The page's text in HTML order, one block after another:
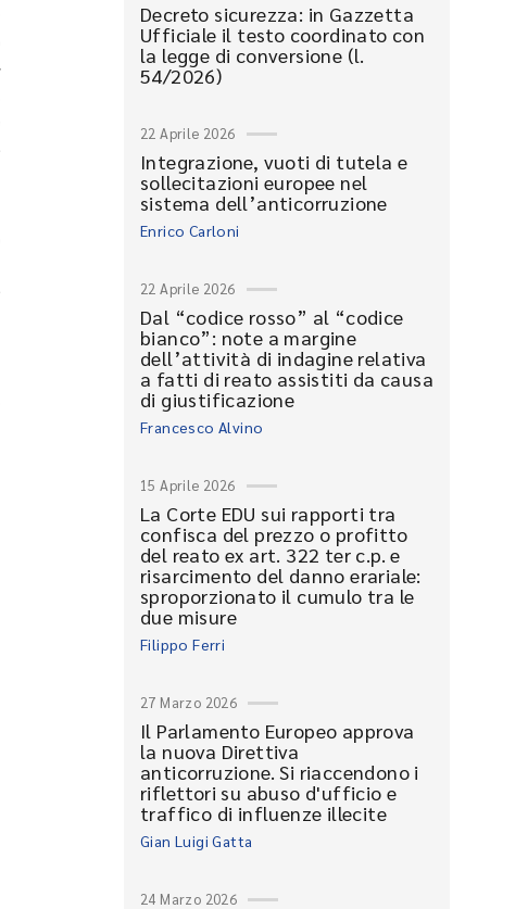
Decreto sicurezza: in Gazzetta
Ufficiale il testo coordinato con
la legge di conversione (l.
54/2026)
22 Aprile 2026
Integrazione, vuoti di tutela e
sollecitazioni europee nel
sistema dell’anticorruzione
Enrico Carloni
22 Aprile 2026
Dal “codice rosso” al “codice
bianco”: note a margine
dell’attività di indagine relativa
a fatti di reato assistiti da causa
di giustificazione
Francesco Alvino
15 Aprile 2026
La Corte EDU sui rapporti tra
confisca del prezzo o profitto
del reato ex art. 322 ter c.p. e
risarcimento del danno erariale:
sproporzionato il cumulo tra le
due misure
Filippo Ferri
27 Marzo 2026
Il Parlamento Europeo approva
la nuova Direttiva
anticorruzione. Si riaccendono i
riflettori su abuso d'ufficio e
traffico di influenze illecite
Gian Luigi Gatta
24 Marzo 2026